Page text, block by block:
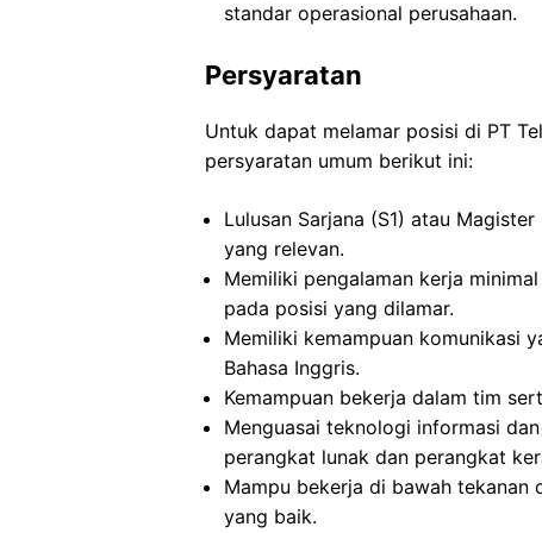
standar operasional perusahaan.
Persyaratan
Untuk dapat melamar posisi di PT
persyaratan umum berikut ini:
Lulusan Sarjana (S1) atau
yang relevan.
Memiliki pengalaman kerja
pada posisi yang dilamar.
Memiliki kemampuan komunikasi
Bahasa Inggris.
Kemampuan bekerja dalam tim
Menguasai teknologi informasi
perangkat lunak dan perangkat
Mampu bekerja di bawah tekanan
yang baik.